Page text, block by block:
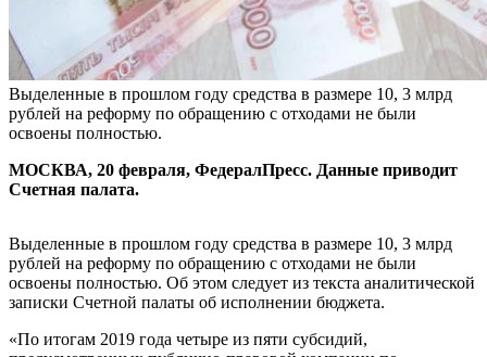
Выделенные в прошлом году средства в размере 10, 3 млрд
рублей на реформу по обращению с отходами не были
освоены полностью.
МОСКВА, 20 февраля, ФедералПресс. Данные приводит
Счетная палата.
Выделенные в прошлом году средства в размере 10, 3 млрд
рублей на реформу по обращению с отходами не были
освоены полностью. Об этом следует из текста аналитической
записки Счетной палаты об исполнении бюджета.
«По итогам 2019 года четыре из пяти субсидий,